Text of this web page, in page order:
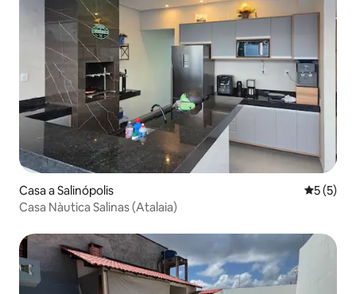
Casa a Salinópolis 5 de
5 (5)
Casa Nàutica Salinas (Atalaia)